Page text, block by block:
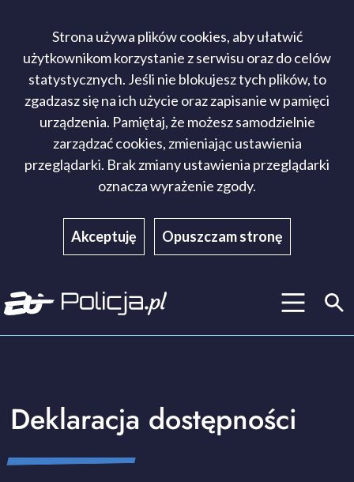
Strona używa plików cookies, aby ułatwić
użytkownikom korzystanie z serwisu oraz do celów
statystycznych. Jeśli nie blokujesz tych plików, to
zgadzasz się na ich użycie oraz zapisanie w pamięci
urządzenia. Pamiętaj, że możesz samodzielnie
zarządzać cookies, zmieniając ustawienia
przeglądarki. Brak zmiany ustawienia przeglądarki
oznacza wyrażenie zgody.
Akceptuję Opuszczam stronę
Deklaracja dostępności